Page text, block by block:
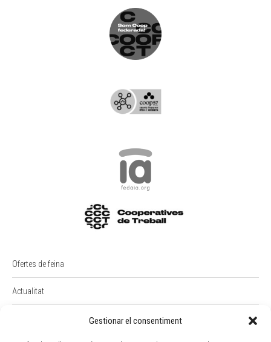
Gestionar el consentiment
Ofertes de feina
Actualitat